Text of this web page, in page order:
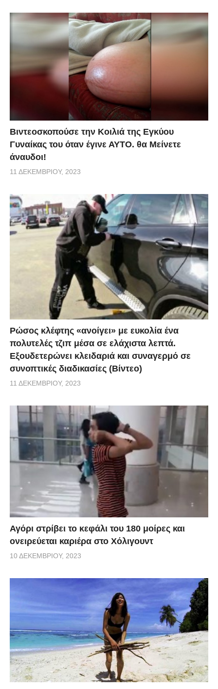
Βιντεοσκοπούσε την Κοιλιά της Εγκύου
Γυναίκας του όταν έγινε ΑΥΤΟ. θα Μείνετε
άναυδοι!
11 ΔΕΚΕΜΒΡΊΟΥ, 2023
Ρώσος κλέφτης «ανοίγει» με ευκολία ένα
πολυτελές τζιπ μέσα σε ελάχιστα λεπτά.
Εξουδετερώνει κλειδαριά και συναγερμό σε
συνοπτικές διαδικασίες (Βίντεο)
11 ΔΕΚΕΜΒΡΊΟΥ, 2023
Αγόρι στρίβει το κεφάλι του 180 μοίρες και
ονειρεύεται καριέρα στο Χόλιγουντ
10 ΔΕΚΕΜΒΡΊΟΥ, 2023